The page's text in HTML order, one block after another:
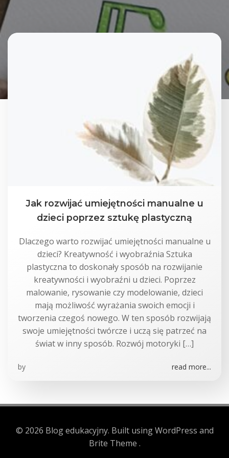
Jak rozwijać umiejętności manualne u
dzieci poprzez sztukę plastyczną
Dlaczego warto rozwijać umiejętności manualne u
dzieci? Kreatywność i wyobraźnia Sztuka
plastyczna to doskonały sposób na rozwijanie
kreatywności i wyobraźni u dzieci. Poprzez
malowanie, rysowanie czy modelowanie, dzieci
mają możliwość wyrażania swoich emocji i
tworzenia czegoś nowego. W ten sposób rozwijają
swoje umiejętności twórcze i uczą się patrzeć na
świat w inny sposób. Rozwój motoryki […]
by read more...
© 2026 Blog edukacyjny. Built using WordPress and
Brite Theme .